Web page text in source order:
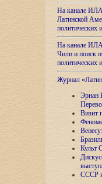
На канале
Латинской
На канале
Чили и поиск
Журнал
Эрнан
Визит
Культ
СССР и